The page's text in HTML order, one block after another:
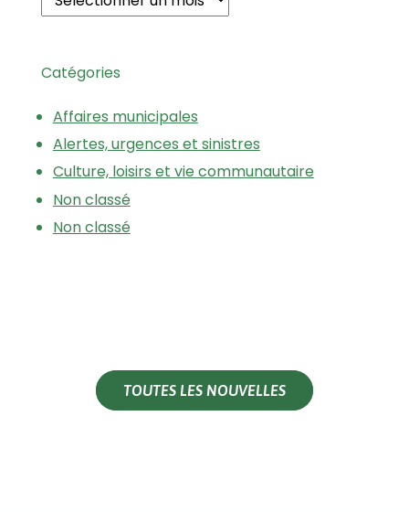
Catégories
Affaires municipales
Alertes, urgences et sinistres
Culture, loisirs et vie communautaire
Non classé
Non classé
TOUTES LES NOUVELLES